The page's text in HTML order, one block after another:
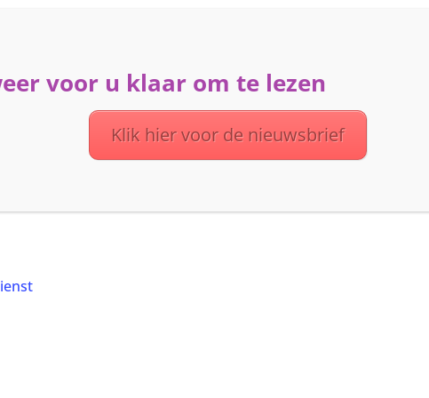
ACTIVITEITEN DIENSTEN OVER UVV
voor u klaar om te lezen
Klik hier voor de nieuwsbrief